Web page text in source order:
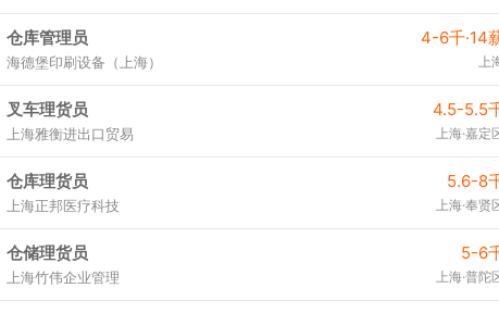
仓库管理员 4-6千·14
海德堡印刷设备（上海） 上
叉车理货员 4.5-5.5
上海雅衡进出口贸易 上海·嘉定
仓库理货员 5.6-8
上海正邦医疗科技 上海·奉贤
仓储理货员 5-6
上海竹伟企业管理 上海·普陀